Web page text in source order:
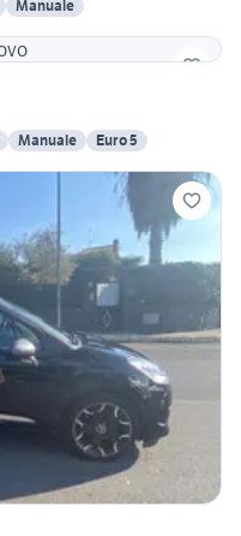
Manuale
Manuale Euro 5